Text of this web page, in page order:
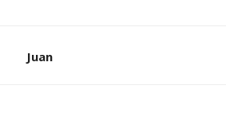
Juan